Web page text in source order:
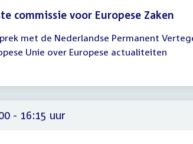
commissie voor Europese Zaken
met de Nederlandse Permanent
Unie over Europese actualiteiten
- 16:15 uur